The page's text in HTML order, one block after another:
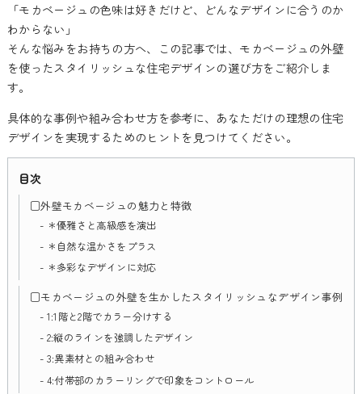
「モカベージュの色味は好きだけど、どんなデザインに合うのか
わからない」
そんな悩みをお持ちの方へ、この記事では、モカベージュの外壁
を使ったスタイリッシュな住宅デザインの選び方をご紹介しま
す。
具体的な事例や組み合わせ方を参考に、あなただけの理想の住宅
デザインを実現するためのヒントを見つけてください。
目次
□外壁モカベージュの魅力と特徴
＊優雅さと高級感を演出
＊自然な温かさをプラス
＊多彩なデザインに対応
□モカベージュの外壁を生かしたスタイリッシュなデザイン事例
1:1階と2階でカラー分けする
2:縦のラインを強調したデザイン
3:異素材との組み合わせ
4:付帯部のカラーリングで印象をコントロール